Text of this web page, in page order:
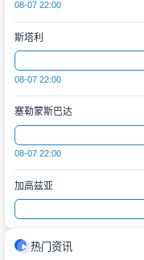
08-07 22:00
斯塔利
08-07 22:00
塞勒蒙斯巴达
08-07 22:00
加高兹亚
热门资讯